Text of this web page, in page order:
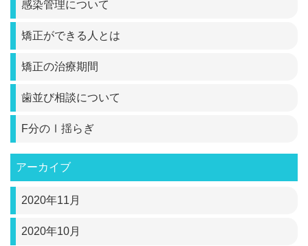
感染管理について
矯正ができる人とは
矯正の治療期間
歯並び相談について
F分のⅠ揺らぎ
アーカイブ
2020年11月
2020年10月